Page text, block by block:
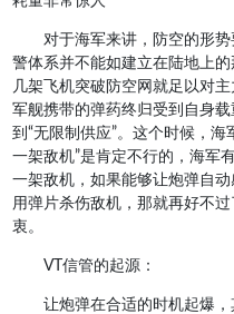
对于海军来讲，防空的形
警体系并不能如建立在陆地上
几架飞机突破防空网就足以对
军舰携带的弹药终归受到自身
到“无限制供应”。这个时候，
一架敌机”是肯定不行的，海军
一架敌机，如果能够让炮弹自
用弹片杀伤敌机，那就再好不
衷。
VT信管的起源：
让炮弹在合适的时机起爆